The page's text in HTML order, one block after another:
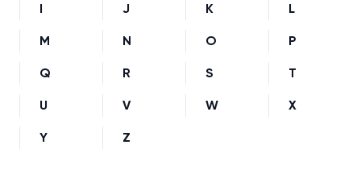
I J K L
M N O P
Q R S T
U V W X
Y Z